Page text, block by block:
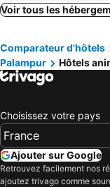
Hotel Devdar Resort
Bir Hotel by Aaroh
Voir tous les
Comparateur d'hôtels
Palampur
Hôtels
Choisissez votre pays
Ajouter sur Google
Retrouvez facilement nos
ajoutez trivago comme